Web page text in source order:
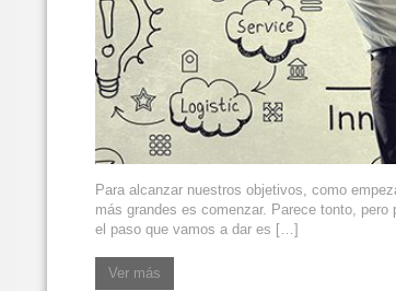
Para alcanzar nuestros objetivos, como
más grandes es comenzar. Parece tonto,
el paso que vamos a dar es […]
Ver más